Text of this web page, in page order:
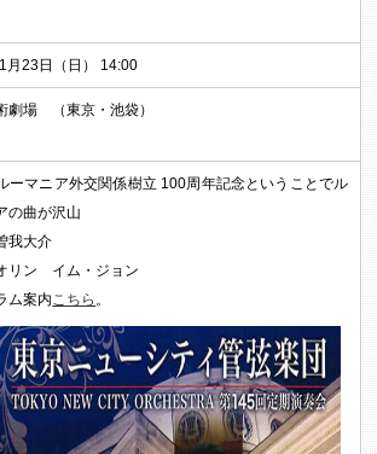
月23日（日） 14:00
劇場 （東京・池袋）
ーマニア外交関係樹立 100周年記念ということでル
の曲が沢山
我大介
リン イム・ジョン
ム案内こちら 。